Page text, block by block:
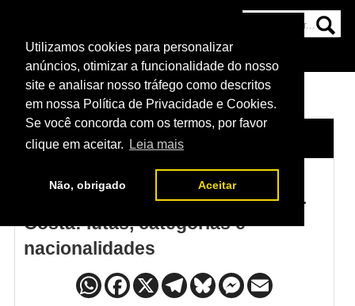
Utilizamos cookies para personalizar
anúncios, otimizar a funcionalidade do nosso
site e analisar nosso tráfego como descritos
em nossa Política de Privacidade e Cookies.
Se você concorda com os termos, por favor
clique em aceitar.
Leia mais
Não, obrigado Aceitar
NOTÍCIAS
HOME NOTÍCIAS
Card do UFC Vegas 117 Allen vs.
Costa: lutas, categorias e
nacionalidades